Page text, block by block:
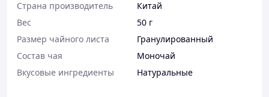
Страна производитель
Китай
Вес
50 г
Размер чайного листа
Гранулированный
Состав чая
Моночай
Вкусовые ингредиенты
Натуральные